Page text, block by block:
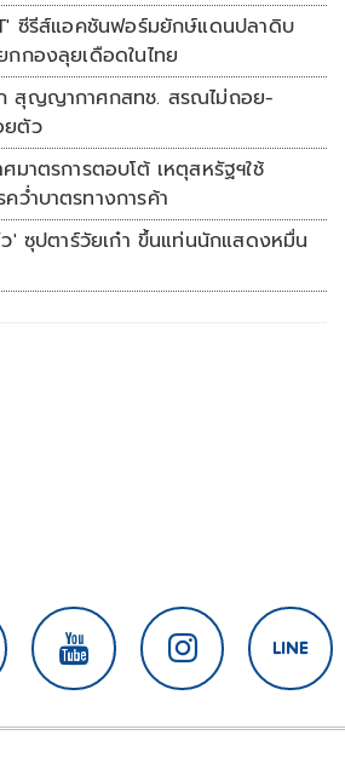
ซีรีส์แอคชันฟอร์มยักษ์แดนปลาดิบ
กกองลุยเดือดในไทย
ญากาศกสทช. สรณไม่ถอย-
ตัว
ศมาตรการตอบโต้ เหตุสหรัฐฯใช้
คว่ำบาตรทางการค้า
' ซุปตาร์วัยเก๋า ขึ้นแท่นนักแสดงหมื่น